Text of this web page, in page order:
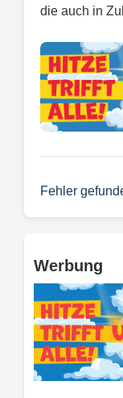
die auch in
Fehler
Werbung